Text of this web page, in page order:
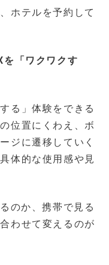
ホテルを予約して
を「ワクワクす
る」体験をできる
位置にくわえ、ボ
ジに遷移していく
体的な使用感や見
のか、携帯で見る
わせて変えるのが